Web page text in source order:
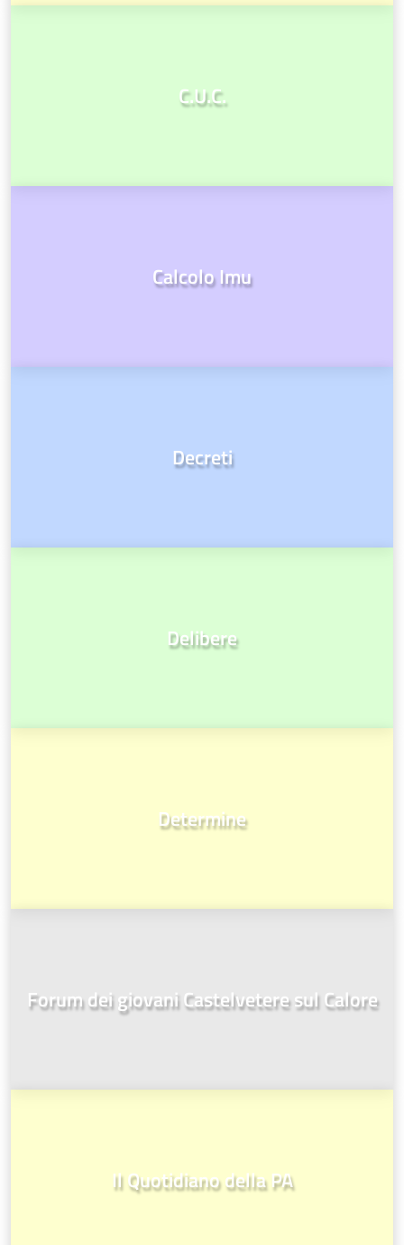
C.U.C.
Calcolo Imu
Decreti
Delibere
Determine
Forum dei giovani Castelvetere sul Calore
Il Quotidiano della PA